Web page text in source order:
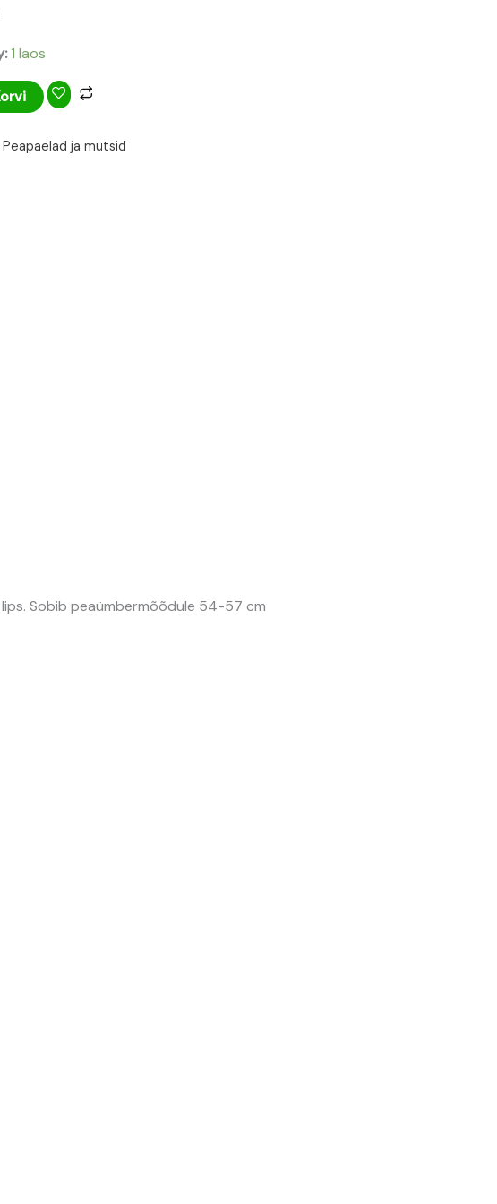
1 laos
Peapaelad ja mütsid
Sobib peaümbermõõdule 54-57 cm